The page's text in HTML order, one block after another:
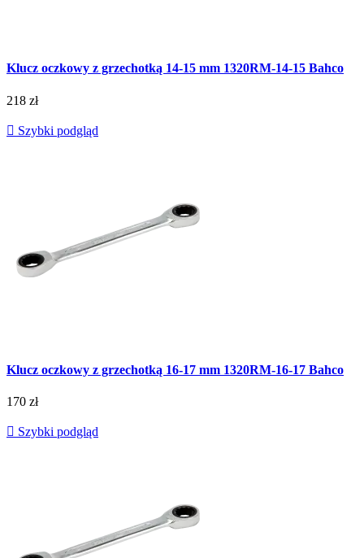
Klucz oczkowy z grzechotką 14-15 mm 1320RM-14-15 Bahco
218 zł
 Szybki podgląd
Klucz oczkowy z grzechotką 16-17 mm 1320RM-16-17 Bahco
170 zł
 Szybki podgląd